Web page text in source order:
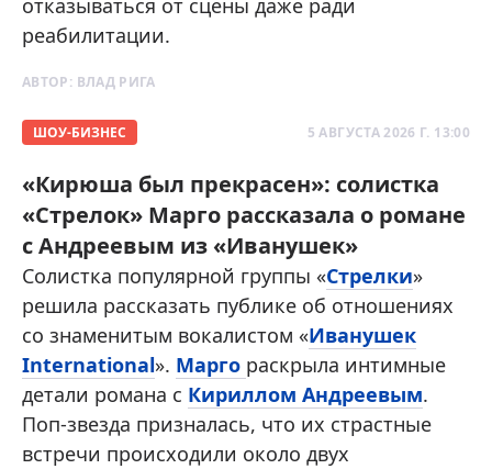
отказываться от сцены даже ради
реабилитации.
АВТОР: ВЛАД РИГА
ШОУ-БИЗНЕС 5 АВГУСТА 2026 Г. 13:00
«Кирюша был прекрасен»: солистка
«Стрелок» Марго рассказала о романе
с Андреевым из «Иванушек»
Солистка популярной группы «Стрелки»
решила рассказать публике об отношениях
со знаменитым вокалистом «Иванушек
International». Марго раскрыла интимные
детали романа с Кириллом Андреевым.
Поп-звезда призналась, что их страстные
встречи происходили около двух